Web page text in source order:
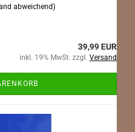
abweichend)
39,99 EUR
inkl. 19% MwSt. zzgl. Versand